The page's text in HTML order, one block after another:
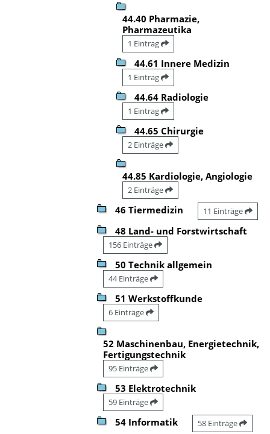
44.40 Pharmazie,
Pharmazeutika
1 Eintrag
44.61 Innere Medizin
1 Eintrag
44.64 Radiologie
1 Eintrag
44.65 Chirurgie
2 Einträge
44.85 Kardiologie, Angiologie
2 Einträge
46 Tiermedizin 11 Einträge
48 Land- und Forstwirtschaft
156 Einträge
50 Technik allgemein
44 Einträge
51 Werkstoffkunde
6 Einträge
52 Maschinenbau, Energietechnik,
Fertigungstechnik
95 Einträge
53 Elektrotechnik
59 Einträge
54 Informatik 58 Einträge